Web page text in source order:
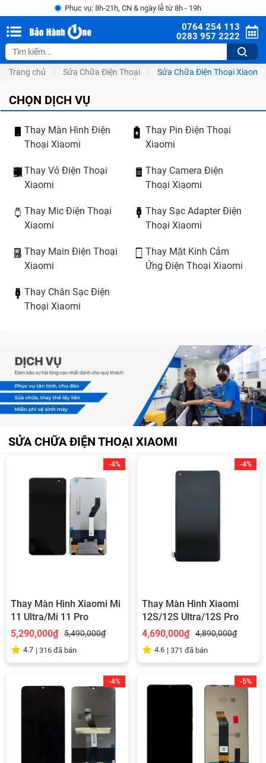
Phục vụ: 8h-21h, CN & ngày lễ từ 8h - 19h
0764 254 113
0283 957 2222
Trang chủ Sửa Chữa Điện Thoại Sửa Chữa Điện Thoại Xiaomi
CHỌN DỊCH VỤ
Thay Màn Hình Điện
Thoại Xiaomi
Thay Pin Điện Thoại
Xiaomi
Thay Vỏ Điện Thoại
Xiaomi
Thay Camera Điện
Thoại Xiaomi
Thay Mic Điện Thoại
Xiaomi
Thay Sạc Adapter Điện
Thoại Xiaomi
Thay Main Điện Thoại
Xiaomi
Thay Mặt Kính Cảm
Ứng Điện Thoại Xiaomi
Thay Chân Sạc Điện
Thoại Xiaomi
SỬA CHỮA ĐIỆN THOẠI XIAOMI
-4%
Thay Màn Hình Xiaomi Mi
11 Ultra/Mi 11 Pro
5,290,000₫
5,490,000₫
4.7 | 316 đã bán
-4%
Thay Màn Hình Xiaomi
12S/12S Ultra/12S Pro
4,690,000₫
4,890,000₫
4.6 | 371 đã bán
-4% -5%